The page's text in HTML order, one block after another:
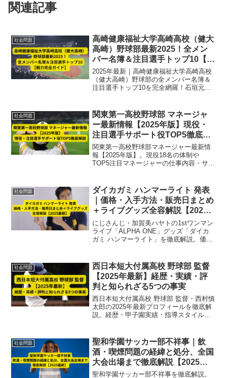
関連記事
社会問題
高崎健康福祉大学高崎高校（健大
高崎）野球部最新2025！全メン
バー名簿＆注目選手トップ10【戦
力完全ガイド】
2025年最新｜高崎健康福祉大学高崎高校
（健大高崎）野球部の全メンバー名簿＆
注目選手トップ10を完全網羅！石垣元気
の実力に迫る。
社会問題
関東第一高校野球部 マネージャ
ー最新情報【2025年版】現役・
注目選手サポート役TOP5徹底解
説
関東第一高校野球部マネージャー最新情
報【2025年版】。現役18名の体制や
TOP5注目マネージャーの仕事内容・サポ
活躍を紹介。
社会問題
ダイカガミ ハンマーライト 発表
｜価格・入手方法・販売日まとめ
＋ライブグッズ全容解説【2025
最新】
にじさんじ・加賀美ハヤトの1stワンマン
ライブ「ALPHA ONE」グッズ「ダイカ
ガミ ハンマーライト」を徹底解説。価格
ンの反応まで2025年最新情報でまとめて
います。
社会問題
西日本短大付属高校 野球部 監督
【2025年最新】経歴・実績・評
判と知られざる5つの事実
西日本短大付属高校 野球部 監督・西村慎
太郎の2025年最新プロフィールを徹底解
説。経歴・甲子園実績・指導スタイルか
社会問題
聖和学園サッカー部不祥事｜飲
酒・喫煙問題の経緯と処分、全国
大会出場まで徹底解説【2025最
新】
聖和学園サッカー部不祥事を徹底解説。